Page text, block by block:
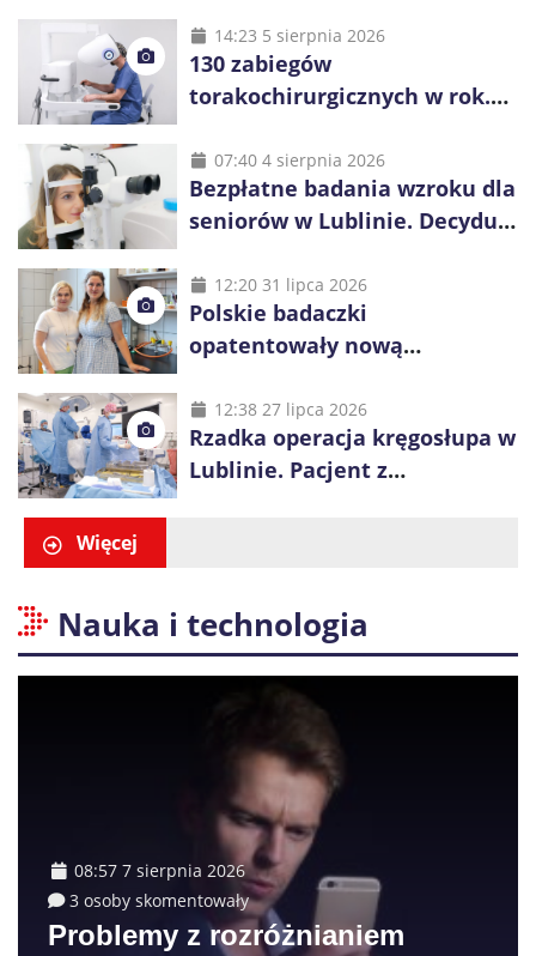
14:23 5 sierpnia 2026
130 zabiegów
torakochirurgicznych w rok.
pacjentów z kraju i zagranicy
07:40 4 sierpnia 2026
Bezpłatne badania wzroku dla
seniorów w Lublinie. Decyduje
12:20 31 lipca 2026
Polskie badaczki
opatentowały nową
leczeniu raka piersi
12:38 27 lipca 2026
Rzadka operacja kręgosłupa w
Lublinie. Pacjent z
Więcej
Nauka i technologia
08:57 7 sierpnia 2026
3 osoby skomentowały
Problemy z rozróżnianiem